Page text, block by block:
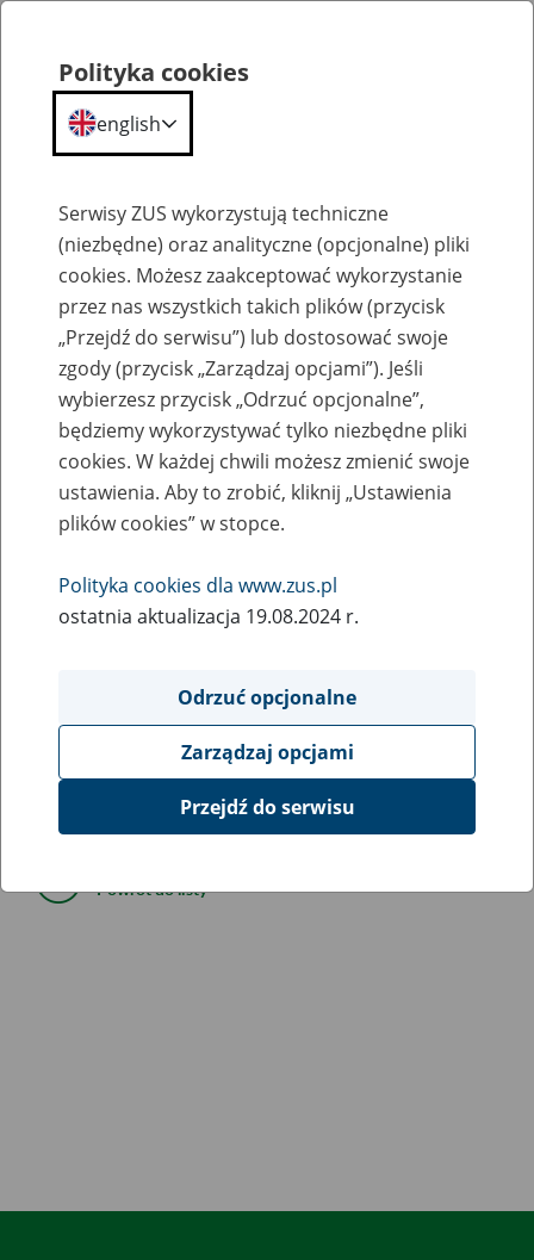
Komunikaty
Ograniczenie w dostępie do portalu PUE
ZUS z 28 na 29 marca 2020 r.
27
March
2020
28 marca od godziny 07:00 do godziny 07:00
mogą wystąpić ograniczenia w dostępie
do portalu Platformy Usług Elektronicznych i
poszczególnych jego funkcji.
Powrót do listy
Polityka cookies
english
Serwisy ZUS wykorzystują techniczne
(niezbędne) oraz analityczne (opcjonalne) pliki
cookies. Możesz zaakceptować wykorzystanie
przez nas wszystkich takich plików (przycisk
„Przejdź do serwisu”) lub dostosować swoje
zgody (przycisk „Zarządzaj opcjami”). Jeśli
wybierzesz przycisk „Odrzuć opcjonalne”,
będziemy wykorzystywać tylko niezbędne pliki
cookies. W każdej chwili możesz zmienić swoje
ustawienia. Aby to zrobić, kliknij „Ustawienia
plików cookies” w stopce.
Polityka cookies dla www.zus.pl
ostatnia aktualizacja 19.08.2024 r.
Odrzuć opcjonalne
Zarządzaj opcjami
Przejdź do serwisu